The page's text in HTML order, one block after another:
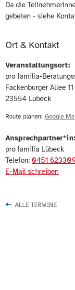
Da die
gebeten - siehe
Ort & Kontakt
Veranstaltungsort:
pro familia-
Fackenburger Allee 11
23554 Lübeck
Route planen: Google
Ansprechpartner*in:
pro familia Lübeck
Telefon: 0451 623309
E-Mail schreiben
ALLE TERMINE